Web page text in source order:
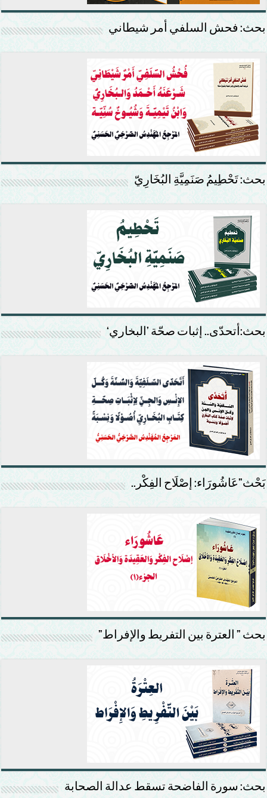
بحث: فحش السلفي أمر شيطاني
بحث: تَحْطِيمُ صَنَمِيَّةِ البُخَارِيّ
بحث:أتحدّى.. إثبات صحّة ’البخاري‘
بَحْث”عَاشُورَاء: إصْلَاح الفِكْر..
بحث ” العترة بين التفريط والإفراط”
بحث: سورة الفاضحة تسقط عدالة الصحابة